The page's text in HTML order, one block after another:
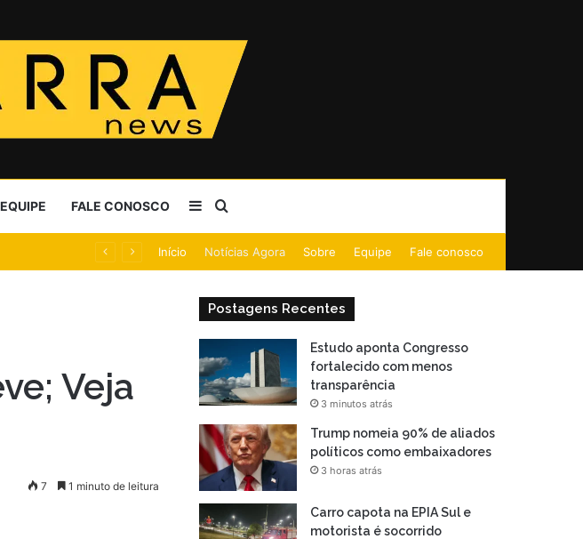
EQUIPE FALE CONOSCO Barra Lateral
Início Notícias Agora Sobre Equipe Fale conosco
Veja
7 1 minuto de leitura
Postagens Recentes
Estudo aponta Congresso
fortalecido com menos
transparência
3 minutos atrás
Trump nomeia 90% de aliados
políticos como embaixadores
3 horas atrás
Carro capota na EPIA Sul e
motorista é socorrido